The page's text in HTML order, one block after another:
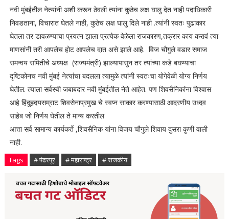
नवी मुंबईतील नेत्यांनी अशी करून ठेवली त्यांना कुठेच लक्ष घालु देत नाही पदाधिकारी
निवडताना, विचारात घेतले नाही, कुठेच लक्ष घालु दिले नाही .त्यांनी स्वतः पुढाकार
घेतला तर डावळण्याचा प्रयत्न झाला प्रत्येक वेळेला राजकारण,तक्रार काय करावं त्या
माणसांनी तरी आपलेच होट आपलेच दात असे झाले आहे. विज चौगुले वडार समाज
समन्वय समितीचे अध्यक्ष (राज्यमंत्री) झाल्यापासुन तर त्यांच्या कडे बघण्याचा
दृष्टिकोनच नवी मुंबई नेत्यांचा बदलला त्यामुळे त्यांनी स्वतःचा योगेवेळी योग्य निर्णय
घेतील. त्याला सर्वस्वी जबाबदार नवी मुंबईतील नेते आहेत. पण शिवसैनिकांना विश्वास
आहे हिंदुहृदयसम्राट शिवसेनाप्रमुख चे स्वप्न साकार करण्यासाठी आदरणीय उध्दव
साहेब जो निर्णय घेतील ते मान्य करतील
आत्ता सर्व सामान्य कार्यकर्ते ,शिवसैनिक यांना विजय चौगुले शिवाय दुसरा कुणी वाली
नाही.
Tags # पंढरपूर # महाराष्ट्र # राजकीय